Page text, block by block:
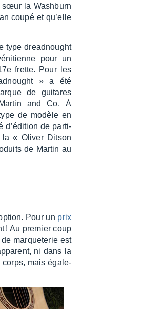
sœur la Wash­burn
coupé et qu’elle
type dread­nought
pour un
frette. Pour les
» a été
de guitares
and Co. À
de modèle en
d’édi­tion de parti­
« Oliver Ditson
de Martin au
Pour un prix
! Au premier coup
marque­te­rie est
ni dans la
corps, mais égale­